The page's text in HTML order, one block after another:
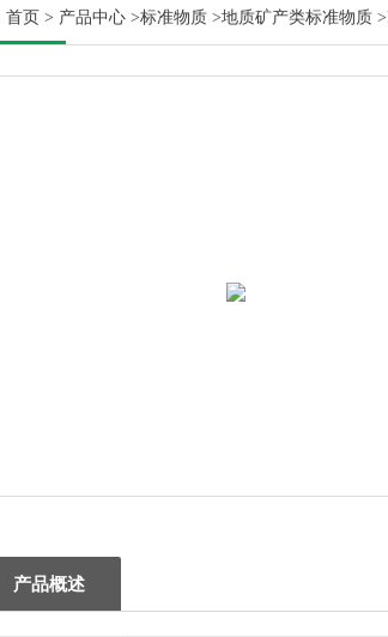
首页 > 产品中心 >标准物质 >地质矿产类标准物质
产品概述